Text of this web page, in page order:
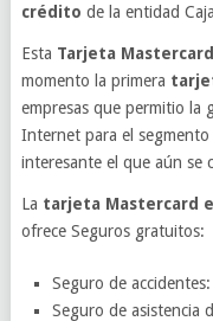
crédito de la entidad
Esta Tarjeta
momento la primera
empresas que permitio la
Internet para el segmento
interesante el que aún se
La tarjeta Mastercard
ofrece Seguros gratuitos:
Seguro de accidentes:
Seguro de asistencia